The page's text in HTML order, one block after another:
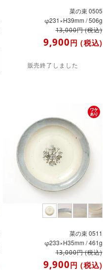
菜の束 0505
φ231×H39mm / 506g
13,000円(税込)
9,900円(税込)
販売終了しました
菜の束 0511
φ233×H35mm / 461g
13,000円(税込)
9,900円(税込)